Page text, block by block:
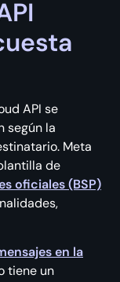
API se
según la
Meta
de
oficiales (BSP)
en la
tiene un